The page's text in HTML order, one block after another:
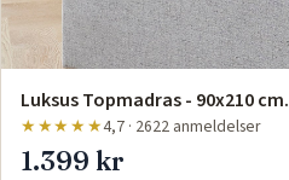
Luksus Topmadras - 90x210 cm.
★★★★★4,7 · 2622 anmeldelser
1.399 kr